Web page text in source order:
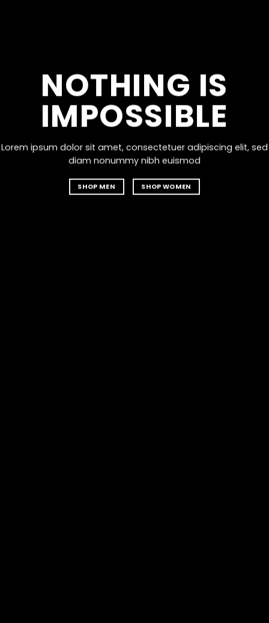
NOTHING IS
IMPOSSIBLE
Lorem ipsum dolor sit amet, consectetuer adipiscing elit, sed
diam nonummy nibh euismod
SHOP MEN SHOP WOMEN